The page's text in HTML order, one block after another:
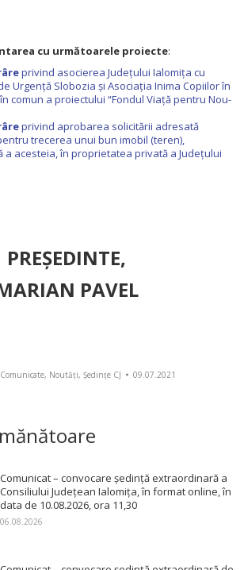
cu următoarele proiecte:
privind asocierea Județului Ialomița cu
Urgență Slobozia și Asociația Inima Copiilor în
comun a proiectului “Fondul Viață pentru Nou-
privind aprobarea solicitării adresată
trecerea unui bun imobil (teren),
acesteia, în proprietatea privată a Județului
PREŞEDINTE,
PAVEL
Comunicate, Noutăți, Ședințe CJ 09.07.2021
Comunicat – convocare ședință extraordinară a
Consiliului Județean Ialomița, în format online, în
data de 10.08.2026, ora 11,30
06.08.2026